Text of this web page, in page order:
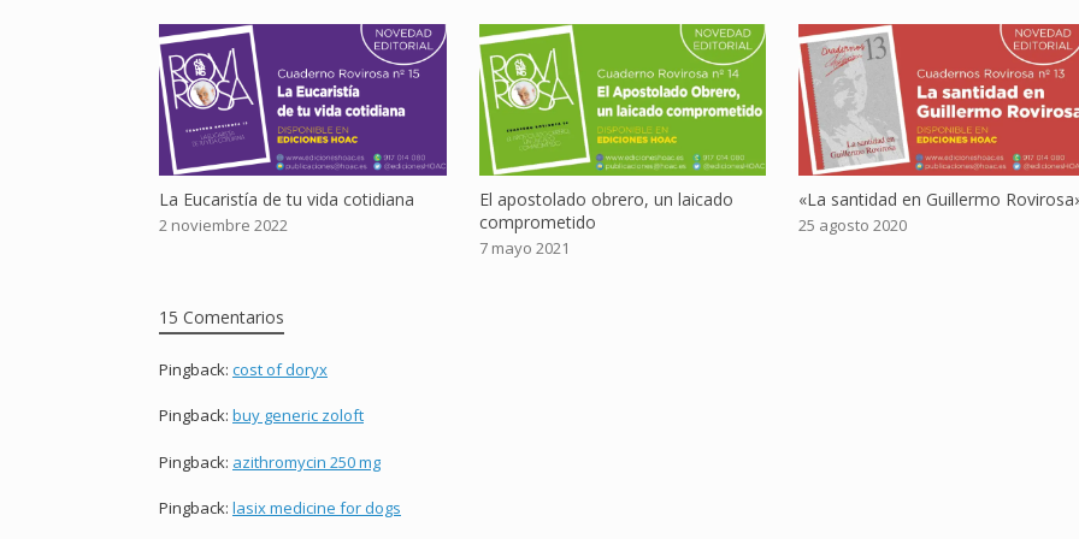
La Eucaristía de tu vida cotidiana
2 noviembre 2022
El apostolado obrero, un laicado
comprometido
7 mayo 2021
«La santidad en Guillermo
25 agosto 2020
15 Comentarios
Pingback: cost of doryx
Pingback: buy generic zoloft
Pingback: azithromycin 250 mg
Pingback: lasix medicine for dogs